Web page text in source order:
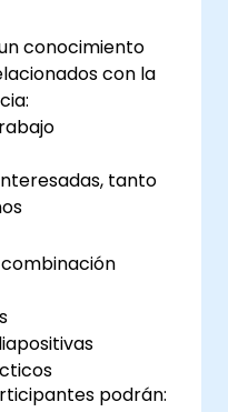
desarrollo de
de un equipo de
prácticos.
conocimiento
con la
tanto
podrán: